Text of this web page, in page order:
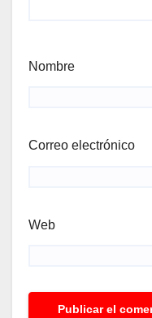
Nombre
Correo electrónico
Web